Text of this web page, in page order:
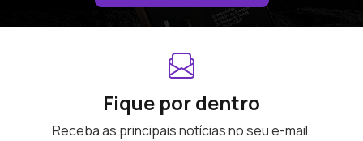
Fique por dentro
Receba as principais notícias no seu e-mail.